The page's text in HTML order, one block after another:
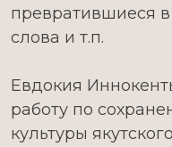
превратившиеся
слова и т.п.
Евдокия
работу по
культуры